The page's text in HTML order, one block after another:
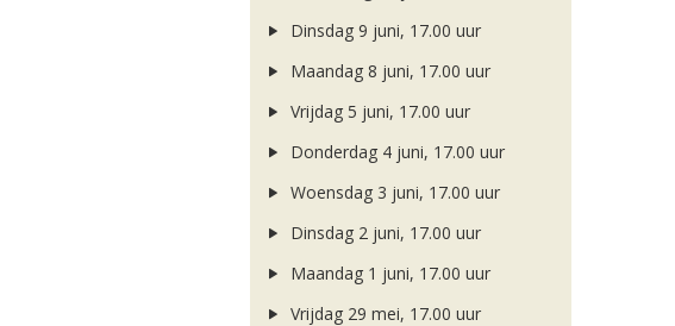
Dinsdag 9 juni, 17.00 uur
Maandag 8 juni, 17.00 uur
Vrijdag 5 juni, 17.00 uur
Donderdag 4 juni, 17.00 uur
Woensdag 3 juni, 17.00 uur
Dinsdag 2 juni, 17.00 uur
Maandag 1 juni, 17.00 uur
Vrijdag 29 mei, 17.00 uur